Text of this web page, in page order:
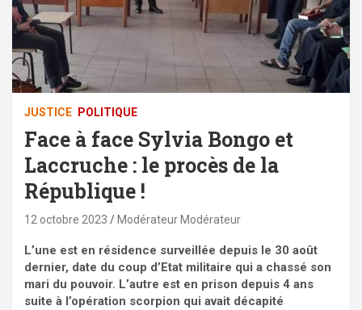
JUSTICE POLITIQUE
Face à face Sylvia Bongo et
Laccruche : le procès de la
République !
12 octobre 2023 Modérateur Modérateur
L’une est en résidence surveillée depuis le 30 août
dernier, date du coup d’Etat militaire qui a chassé son
mari du pouvoir. L’autre est en prison depuis 4 ans
suite à l’opération scorpion qui avait décapité